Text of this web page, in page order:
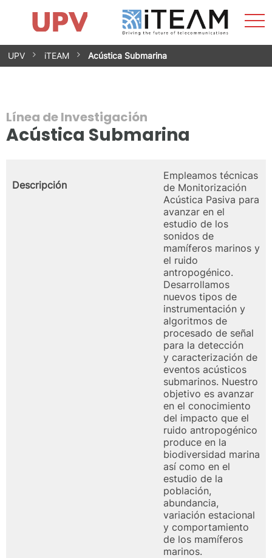
Saltar
Impacto
Grupos de investigación
Instalaciones
Spin-offs
Contacto
Prácticas
Noticias
Unidad de Igualdad
UPV iTEAM Acústica Submarina
Línea de Investigación
Acústica Submarina
Descripción
Empleamos técnicas
de Monitorización
Acústica Pasiva para
avanzar en el
estudio de los
sonidos de
mamíferos marinos y
el ruido
antropogénico.
Desarrollamos
nuevos tipos de
instrumentación y
algoritmos de
procesado de señal
para la detección
y caracterización de
eventos acústicos
submarinos. Nuestro
objetivo es avanzar
en el conocimiento
del impacto que el
ruido antropogénico
produce en la
biodiversidad marina
así como en el
estudio de la
población,
abundancia,
variación estacional
y comportamiento
de los mamíferos
marinos.